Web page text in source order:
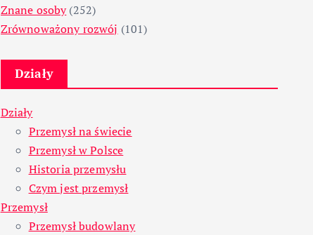
Znane osoby(252)
Zrównoważony rozwój (101)
Działy
Działy
Przemysł na świecie
Przemysł w Polsce
Historia przemysłu
Czym jest przemysł
Przemysł
Przemysł budowlany